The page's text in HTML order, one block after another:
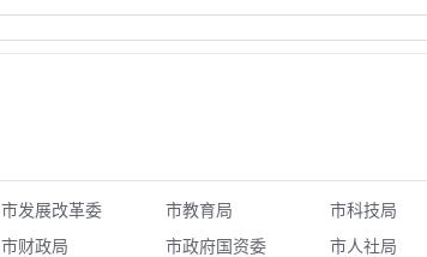
市发展改革委 市教育局 市科技局
市财政局 市政府国资委 市人社局